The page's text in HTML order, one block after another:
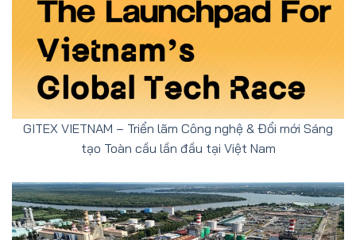
GITEX VIETNAM – Triển lãm Công nghệ & Đổi mới Sáng
tạo Toàn cầu lần đầu tại Việt Nam